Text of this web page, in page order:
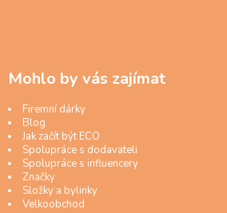
Mohlo by vás zajímat
Firemní dárky
Blog
Jak začít být ECO
Spolupráce s dodavateli
Spolupráce s influencery
Značky
Složky a bylinky
Velkoobchod